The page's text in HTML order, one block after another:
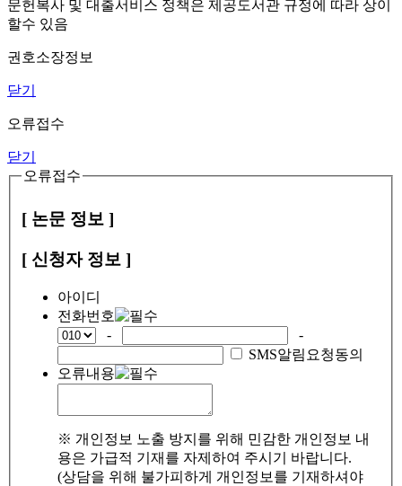
문헌복사 및 대출서비스 정책은 제공도서관 규정에 따라 상이
할수 있음
권호소장정보
닫기
오류접수
닫기
오류접수
[ 논문 정보 ]
[ 신청자 정보 ]
아이디
전화번호
-
-
SMS알림요청동의
오류내용
※ 개인정보 노출 방지를 위해 민감한 개인정보 내
용은 가급적 기재를 자제하여 주시기 바랍니다.
(상담을 위해 불가피하게 개인정보를 기재하셔야